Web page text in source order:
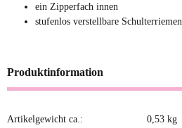
ein Zipperfach innen
stufenlos verstellbare Schulterriemen
Produktinformation
Produkteigenschaft
Wert
Artikelgewicht ca.: 0,53 kg